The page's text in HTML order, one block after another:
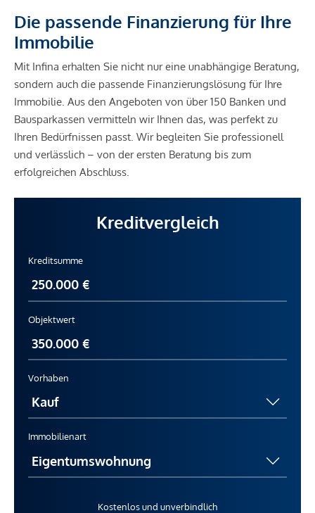
Die passende Finanzierung für Ihre
Immobilie
Mit Infina erhalten Sie nicht nur eine unabhängige Beratung,
sondern auch die passende Finanzierungslösung für Ihre
Immobilie. Aus den Angeboten von über 150 Banken und
Bausparkassen vermitteln wir Ihnen das, was perfekt zu
Ihren Bedürfnissen passt. Wir begleiten Sie professionell
und verlässlich – von der ersten Beratung bis zum
erfolgreichen Abschluss.
Kreditvergleich
Kreditsumme
Objektwert
Vorhaben
Immobilienart
Kostenlos und unverbindlich